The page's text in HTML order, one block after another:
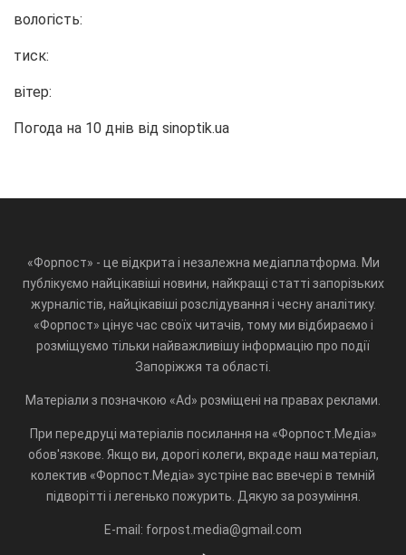
вологість:
тиск:
вітер:
Погода на 10 днів від sinoptik.ua
«Форпост» - це відкрита і незалежна медіаплатформа. Ми
публікуємо найцікавіші новини, найкращі статті запорізьких
журналістів, найцікавіші розслідування і чесну аналітику.
«Форпост» цінує час своїх читачів, тому ми відбираємо і
розміщуємо тільки найважливішу інформацію про події
Запоріжжя та області.
Матеріали з позначкою «Ad» розміщені на правах реклами.
При передруці матеріалів посилання на «Форпост.Медіа»
обов'язкове. Якщо ви, дорогі колеги, вкраде наш матеріал,
колектив «Форпост.Медіа» зустріне вас ввечері в темній
підворітті і легенько пожурить. Дякую за розуміння.
E-mail: forpost.media@gmail.com